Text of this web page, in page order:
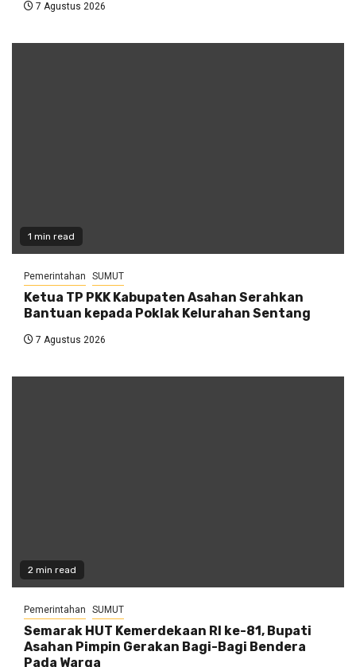
7 Agustus 2026
1 min read
Pemerintahan SUMUT
Ketua TP PKK Kabupaten Asahan Serahkan
Bantuan kepada Poklak Kelurahan Sentang
7 Agustus 2026
2 min read
Pemerintahan SUMUT
Semarak HUT Kemerdekaan RI ke-81, Bupati
Asahan Pimpin Gerakan Bagi-Bagi Bendera
Pada Warga